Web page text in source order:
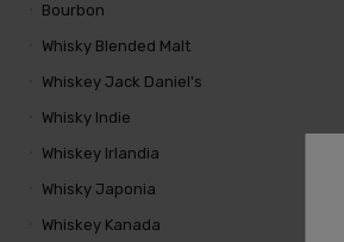
Bourbon
Whisky Blended Malt
Whiskey Jack Daniel's
Whisky Indie
Whiskey Irlandia
Whisky Japonia
Whiskey Kanada